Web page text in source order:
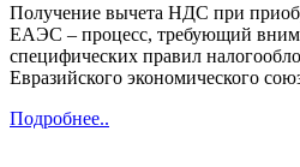
Получение вычета НДС при
ЕАЭС – процесс, требующий
специфических правил
Евразийского экономического
Подробнее..